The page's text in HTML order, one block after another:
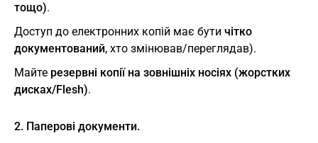
тощо).
Доступ до електронних копій має бути чітко
документований, хто змінював/переглядав).
Майте резервні копії на зовнішніх носіях (жорстких
дисках/Flesh).
2. Паперові документи.